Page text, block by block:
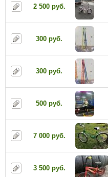
2 500 руб.
300 руб.
300 руб.
500 руб.
7 000 руб.
3 500 руб.